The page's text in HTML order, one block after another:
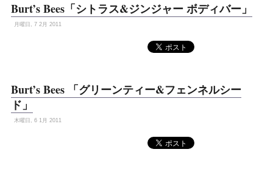
Burt’s Bees「シトラス&ジンジャー ボディバー」
月曜日, 7 2月 2011
Burt’s Bees 「グリーンティー&フェンネルシー
ド」
木曜日, 6 1月 2011